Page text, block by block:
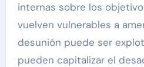
internas sobre los
vuelven vulnerables a
desunión puede ser
pueden capitalizar el